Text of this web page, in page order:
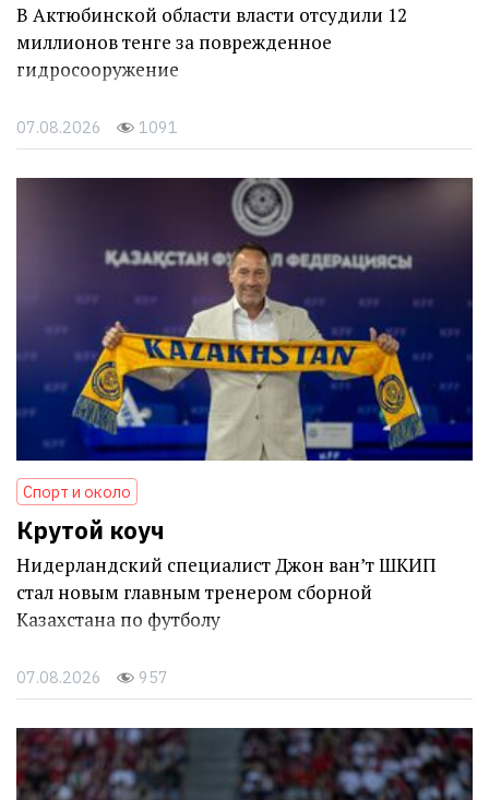
В Актюбинской области власти отсудили 12
миллионов тенге за поврежденное
гидросооружение
07.08.2026 1091
Спорт и около
Крутой коуч
Нидерландский специалист Джон ван’т ШКИП
стал новым главным тренером сборной
Казахстана по футболу
07.08.2026 957